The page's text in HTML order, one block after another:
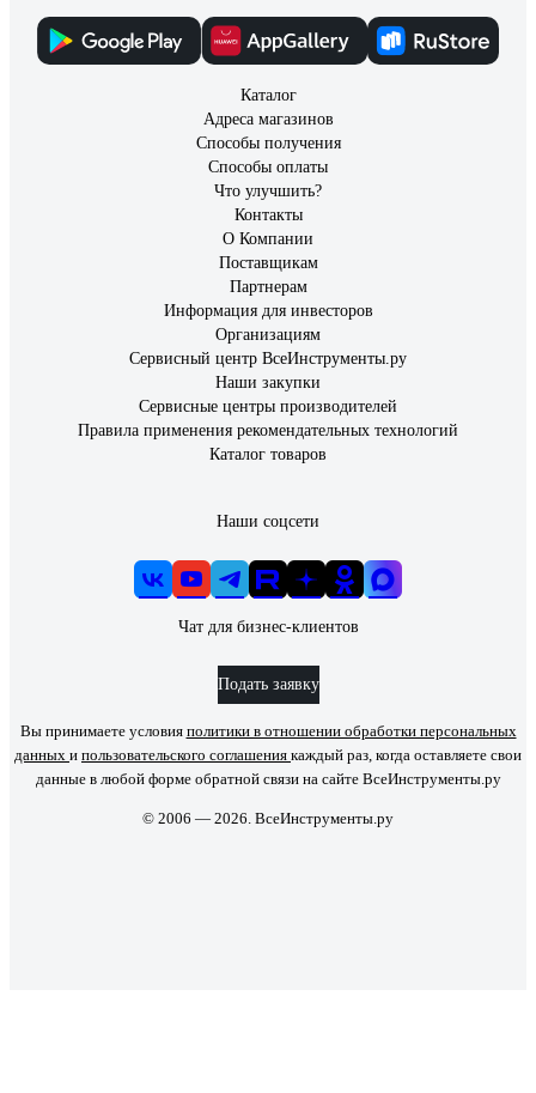
Каталог
Адреса магазинов
Способы получения
Способы оплаты
Что улучшить?
Контакты
О Компании
Поставщикам
Партнерам
Информация для инвесторов
Организациям
Сервисный центр ВсеИнструменты.ру
Наши закупки
Сервисные центры производителей
Правила применения рекомендательных технологий
Каталог товаров
Наши соцсети
Чат для бизнес-клиентов
Подать заявку
Вы принимаете условия политики в отношении обработки персональных
данных и пользовательского соглашения каждый раз, когда оставляете свои
данные в любой форме обратной связи на сайте ВсеИнструменты.ру
© 2006 — 2026. ВсеИнструменты.ру